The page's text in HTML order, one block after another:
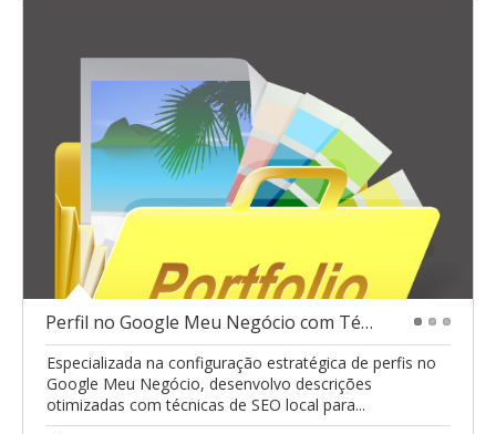
Perfil no Google Meu Negócio com Técnicas de SEO
Especializada na configuração estratégica de perfis no
Google Meu Negócio, desenvolvo descrições
otimizadas com técnicas de SEO local para...